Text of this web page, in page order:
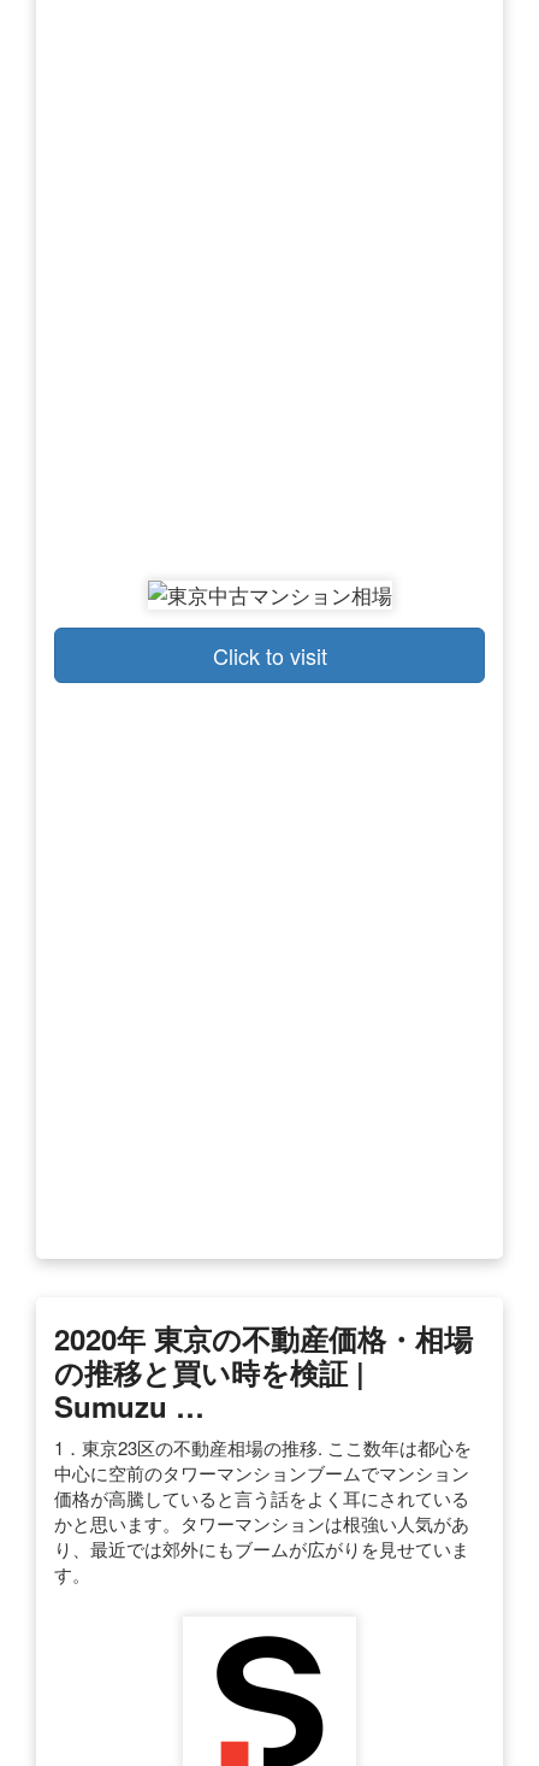
Click to visit
2020年 東京の不動産価格・相場
の推移と買い時を検証 |
Sumuzu …
1．東京23区の不動産相場の推移. ここ数年は都心を
中心に空前のタワーマンションブームでマンション
価格が高騰していると言う話をよく耳にされている
かと思います。タワーマンションは根強い人気があ
り、最近では郊外にもブームが広がりを見せていま
す。